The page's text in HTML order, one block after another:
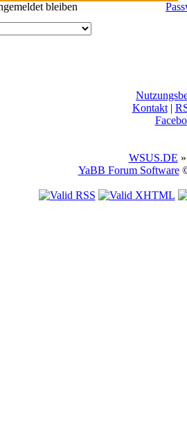
bleiben
Kontakt|
WSUS.DE
YaBB Forum Software©